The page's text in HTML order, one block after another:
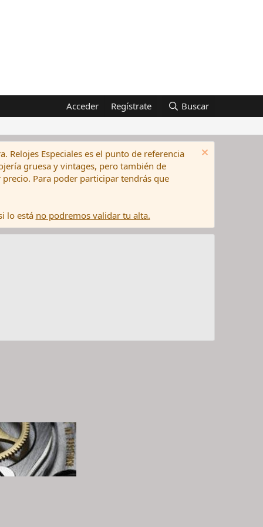
Acceder Regístrate Buscar
Relojes Especiales es el punto de referencia
gruesa y vintages, pero también de
Para poder participar tendrás que
lo está no podremos validar tu alta.